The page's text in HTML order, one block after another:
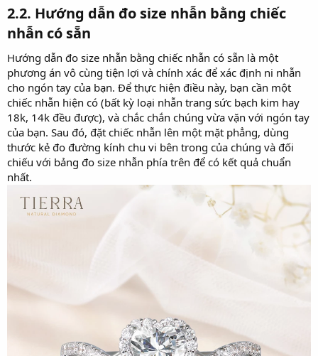
2.2. Hướng dẫn đo size nhẫn bằng chiếc
nhẫn có sẵn​
Hướng dẫn đo size nhẫn bằng chiếc nhẫn có sẵn là một
phương án vô cùng tiện lợi và chính xác để xác định ni nhẫn
cho ngón tay của bạn. Để thực hiện điều này, bạn cần một
chiếc nhẫn hiện có (bất kỳ loại nhẫn trang sức bạch kim hay
18k, 14k đều được), và chắc chắn chúng vừa vặn với ngón tay
của bạn. Sau đó, đặt chiếc nhẫn lên một mặt phẳng, dùng
thước kẻ đo đường kính chu vi bên trong của chúng và đối
chiếu với bảng đo size nhẫn phía trên để có kết quả chuẩn
nhất.